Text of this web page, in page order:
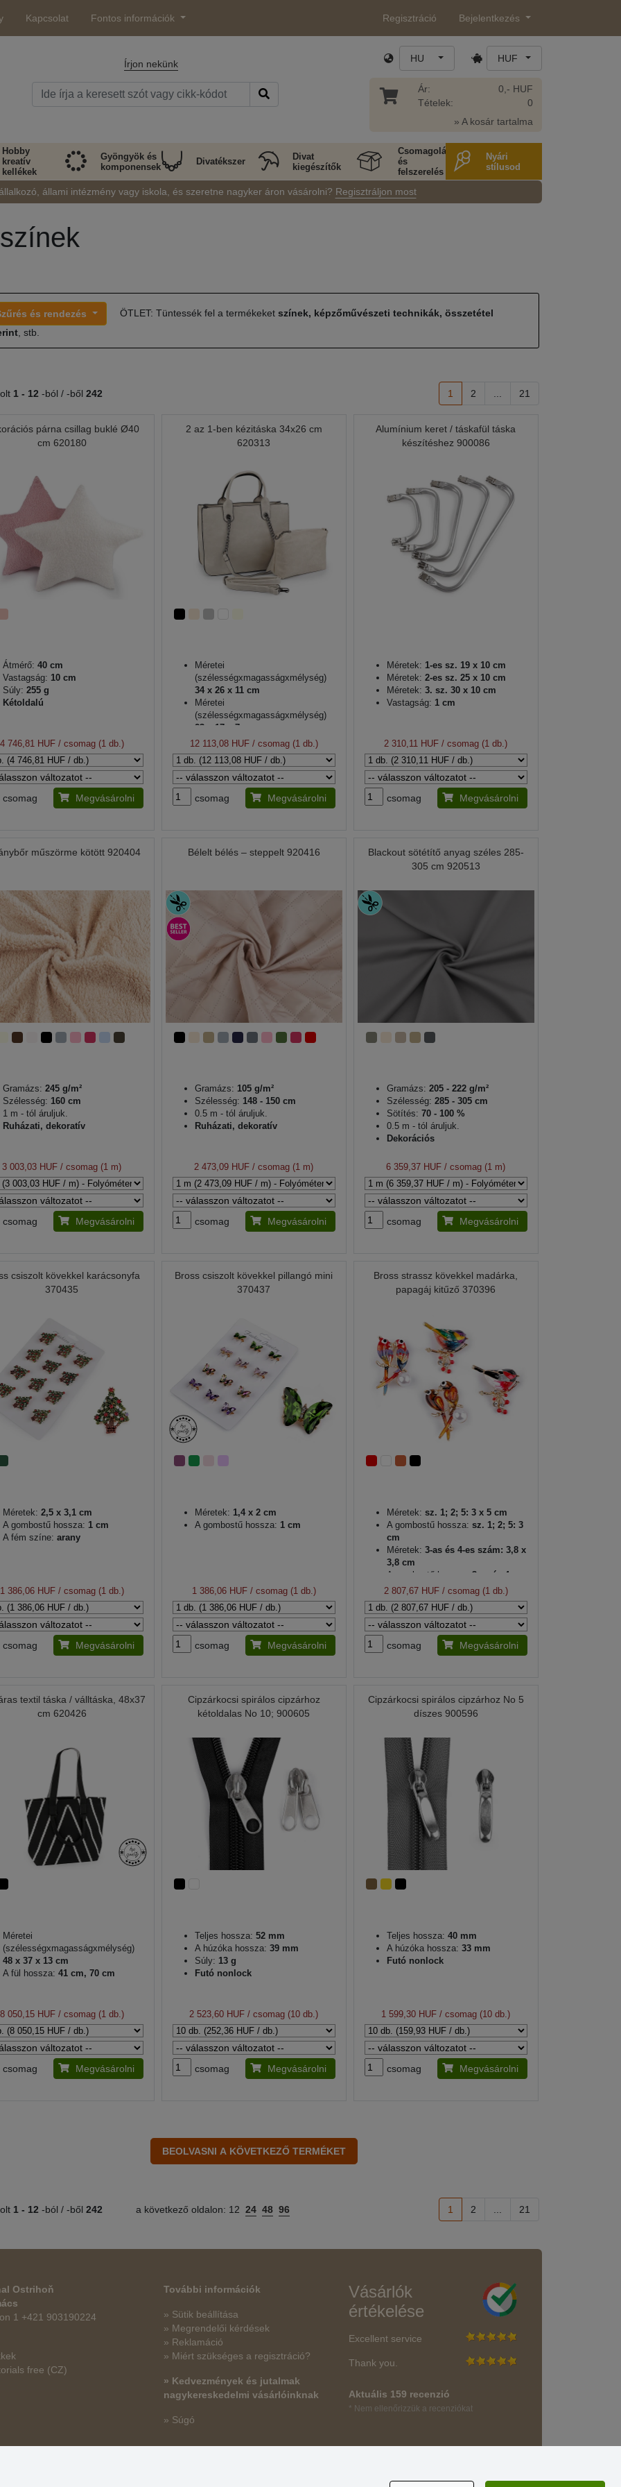
Kapcsolat Fontos információk Regisztráció Bejelentkezés
Írjon nekünk HU HUF
Ár:
Tételek:
0,- HUF
0
» A kosár tartalma
Hobby
kreatív
kellékek
Gyöngyök és
komponensek
Divatékszer
Divat
kiegészítők
Csomagolás
és
felszerelés
Nyári
stílusod
állami intézmény vagy iskola, és szeretne nagyker áron vásárolni? Regisztráljon most
és rendezés ÖTLET: Tüntessék fel a termékeket színek, képzőművészeti technikák, összetétel
, stb.
1 - 12 -ból / -ből 242 1 2 21
párna csillag buklé Ø40
cm 620180
Átmérő: 40 cm
Vastagság: 10 cm
Súly: 255 g
Kétoldalú
4 746,81 HUF/ csomag (1 db.)
csomag Megvásárolni
2 az 1-ben kézitáska 34x26 cm
620313
Méretei
(szélességxmagasságxmélység)
34 x 26 x 11 cm
Méretei
(szélességxmagasságxmélység)
23 x 17 x 7 cm
A fül hossza:37; 60 cm
A heveder hossza:76 - 138 cm
12 113,08 HUF/ csomag (1 db.)
csomag Megvásárolni
Alumínium keret / táskafül táska
készítéshez 900086
Méretek: 1-es sz. 19 x 10 cm
Méretek: 2-es sz. 25 x 10 cm
Méretek: 3. sz. 30 x 10 cm
Vastagság: 1 cm
2 310,11 HUF / csomag (1 db.)
csomag Megvásárolni
műszörme kötött 920404
Gramázs: 245 g/m²
Szélesség: 160 cm
1 m - tól áruljuk.
Ruházati, dekoratív
3 003,03 HUF / csomag (1 m)
csomag Megvásárolni
Bélelt bélés – steppelt 920416
Gramázs: 105 g/m²
Szélesség: 148 - 150 cm
0.5 m - tól áruljuk.
Ruházati, dekoratív
2 473,09 HUF / csomag (1 m)
csomag Megvásárolni
Blackout sötétítő anyag széles 285-
305 cm 920513
Gramázs: 205 - 222 g/m²
Szélesség: 285 - 305 cm
Sötítés: 70 - 100 %
0.5 m - tól áruljuk.
Dekorációs
6 359,37 HUF / csomag (1 m)
csomag Megvásárolni
csiszolt kövekkel karácsonyfa
370435
Méretek: 2,5 x 3,1 cm
A gombostű hossza: 1 cm
A fém színe: arany
1 386,06 HUF/ csomag (1 db.)
csomag Megvásárolni
Bross csiszolt kövekkel pillangó mini
370437
Méretek: 1,4 x 2 cm
A gombostű hossza: 1 cm
1 386,06 HUF/ csomag (1 db.)
csomag Megvásárolni
Bross strassz kövekkel madárka,
papagáj kitűző 370396
Méretek: sz. 1; 2; 5: 3 x 5 cm
A gombostű hossza: sz. 1; 2; 5: 3
cm
Méretek: 3-as és 4-es szám: 3,8 x
3,8 cm
A gombostű hossza:
3-as és 4-es
szám: 2 cm
A fém színe:arany
2 807,67 HUF/ csomag (1 db.)
csomag Megvásárolni
textil táska / válltáska, 48x37
cm 620426
Méretei
(szélességxmagasságxmélység)
48 x 37 x 13 cm
A fül hossza: 41 cm, 70 cm
8 050,15 HUF/ csomag (1 db.)
csomag Megvásárolni
Cipzárkocsi spirálos cipzárhoz
kétoldalas No 10; 900605
Teljes hossza: 52 mm
A húzóka hossza: 39 mm
Súly: 13 g
Futó nonlock
2 523,60 HUF / csomag (10 db.)
csomag Megvásárolni
Cipzárkocsi spirálos cipzárhoz No 5
díszes 900596
Teljes hossza: 40 mm
A húzóka hossza: 33 mm
Futó nonlock
1 599,30 HUF / csomag (10 db.)
csomag Megvásárolni
1 - 12 -ból / -ből 242 a következő oldalon: 12 24 48 96 1 2 21
Ostrihoň
1 +421 903190224
free (CZ)
További információk
» Sütik beállítása
» Megrendelői kérdések
» Reklamáció
» Miért szükséges a regisztráció?
» Kedvezmények és jutalmak
nagykereskedelmi vásárlóinknak
» Súgó
Vásárlók
értékelése
Excellent service
Thank you.
Aktuális 159 recenzió
* Nem ellenőrizzük a recenziókat